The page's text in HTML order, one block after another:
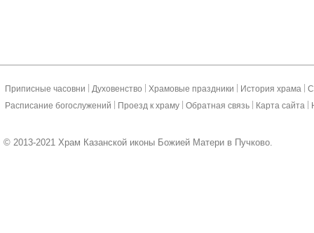
Приписные часовни Духовенство Храмовые праздники История храма
Расписание богослужений
Проезд к храму Обратная связь Карта сайта
© 2013-2021 Храм Казанской иконы Божией Матери в Пучково.